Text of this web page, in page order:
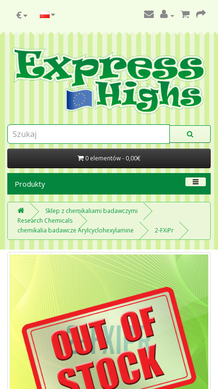
€
0 elementów - 0,00€
Produkty
Sklep z chemikaliami badawczymi
Research Chemicals
chemikalia badawcze Arylcyclohexylamine
2-FXiPr